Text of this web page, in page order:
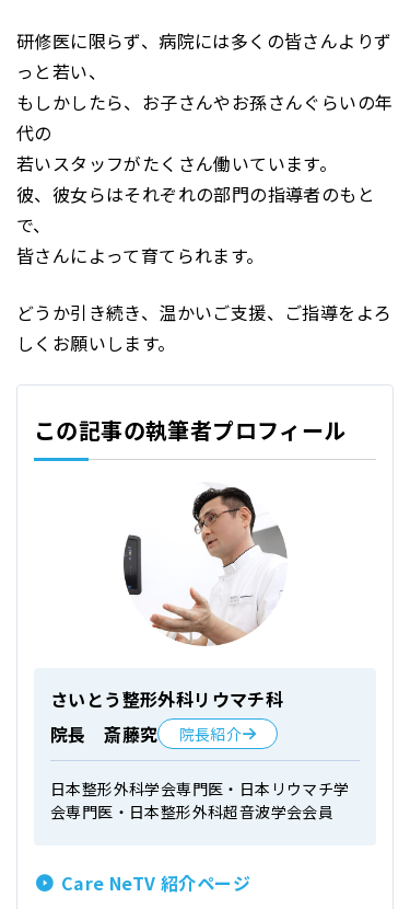
研修医に限らず、病院には多くの皆さんよりず
っと若い、
もしかしたら、お子さんやお孫さんぐらいの年
代の
若いスタッフがたくさん働いています。
彼、彼女らはそれぞれの部門の指導者のもと
で、
皆さんによって育てられます。
どうか引き続き、温かいご支援、ご指導をよろ
しくお願いします。
この記事の執筆者プロフィール
さいとう整形外科リウマチ科
院長 斎藤究
院長紹介
日本整形外科学会専門医・日本リウマチ学
会専門医・日本整形外科超音波学会会員
Care NeTV 紹介ページ